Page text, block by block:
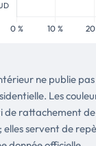
ne publie
Les
de rattachement
servent de